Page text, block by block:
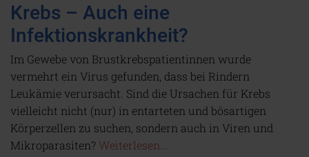
Krebs – Auch eine
Infektionskrankheit?
Im Gewebe von Brustkrebspatientinnen wurde
vermehrt ein Virus gefunden, dass bei Rindern
Leukämie verursacht. Sind die Ursachen für Krebs
vielleicht nicht (nur) in entarteten und bösartigen
Körperzellen zu suchen, sondern auch in Viren und
Mikroparasiten? Weiterlesen...